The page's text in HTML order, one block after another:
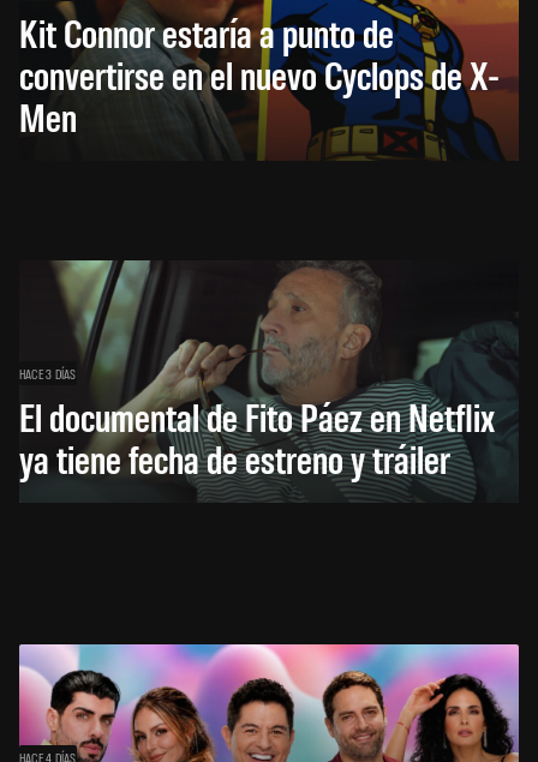
Kit Connor estaría a punto de
convertirse en el nuevo Cyclops de X-
Men
HACE 3 DÍAS
El documental de Fito Páez en Netflix
ya tiene fecha de estreno y tráiler
HACE 4 DÍAS